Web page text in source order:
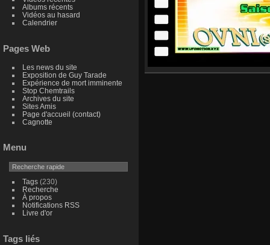
Albums récents
Vidéos au hasard
Calendrier
Pages Web
Les news du site
Exposition de Guy Tarade
Expérience de mort imminente
Stop Chemtrails
Archives du site
Sites Amis
Page d'accueil (contact)
Cagnotte
Menu
Tags(230)
Recherche
À propos
Notifications RSS
Livre d'or
Tags liés